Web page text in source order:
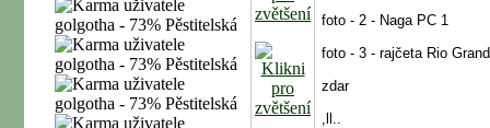
foto - 2 - Naga PC 1
foto - 3 - rajčeta Rio
zdar
,ll..